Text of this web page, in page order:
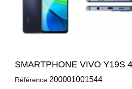
SMARTPHONE VIVO Y19S
Référence 200001001544